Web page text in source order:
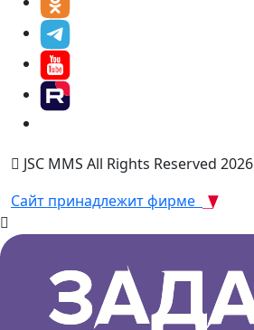
JSC MMS All Rights Reserved 2026
Сайт принадлежит фирме